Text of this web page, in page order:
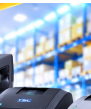
FAQs
Our Customer